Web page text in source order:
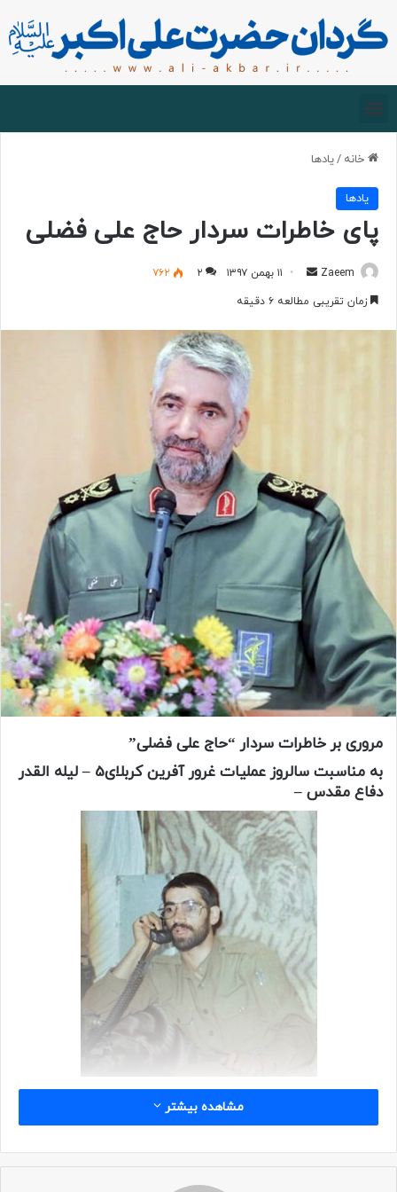
خانه /یادها
یادها
پای خاطرات سردار حاج علی فضلی
Zaeem ۱۱ بهمن ۱۳۹۷ ۲
۷۶۲
زمان تقریبی مطالعه ۶ دقیقه
مروری بر خاطرات سردار “حاج علی فضلی”
به مناسبت سالروز عملیات غرور آفرین کربلای5 – لیله القدر
دفاع مقدس –
مواجه شدیم در حالی که قریب به شش ماه برای آن کار کرده
مشاهده بیشتر